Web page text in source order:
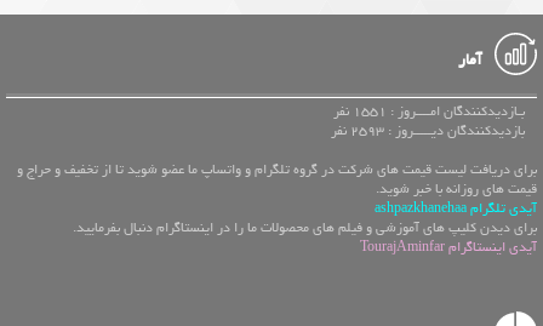
آمار
بـازدیدکنندگان امــــروز : 1551 نفر
بازدیدکنندگان دیـــــروز : 2593 نفر
برای دریافت لیست قیمت های شرکت در گروه تلگرام و واتساپ ما عضو شوید تا از تخفیف و حراج و
قیمت های روزانه با خبر شوید.
آیدی تلگرام ashpazkhanehaa
برای دیدن کلیپ های آموزشی و فیلم های محصولات ما را در اینستاگرام دنبال بفرمایید.
آیدی اینستاگرام TourajAminfar